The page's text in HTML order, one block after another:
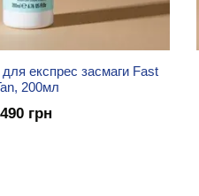
експрес засмаги Fast
200мл
490 грн